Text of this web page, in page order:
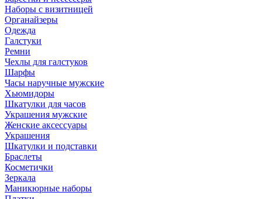
Наборы с визитницей
Органайзеры
Одежда
Галстуки
Ремни
Чехлы для галстуков
Шарфы
Часы наручные мужские
Хьюмидоры
Шкатулки для часов
Украшения мужские
Женские аксессуары
Украшения
Шкатулки и подставки
Браслеты
Косметички
Зеркала
Маникюрные наборы